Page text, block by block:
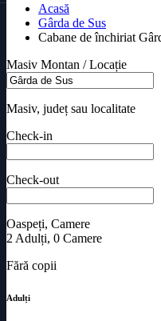
Acasă
Gârda de Sus
Cabane de închiriat
Masiv Montan / Locație
Masiv, județ sau localitate
Check-in
Check-out
Oaspeți, Camere
2 Adulți, 0 Camere
Fără copii
Adulți